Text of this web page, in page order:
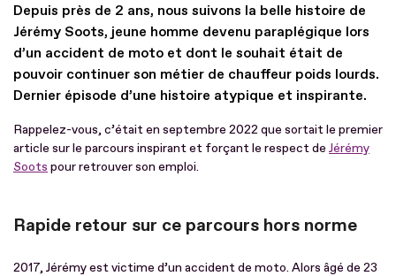
Depuis près de 2 ans, nous suivons la belle histoire de
Jérémy Soots, jeune homme devenu paraplégique lors
d’un accident de moto et dont le souhait était de
pouvoir continuer son métier de chauffeur poids lourds.
Dernier épisode d’une histoire atypique et inspirante.
Rappelez-vous, c’était en septembre 2022 que sortait le premier
article sur le parcours inspirant et forçant le respect de Jérémy
Soots pour retrouver son emploi.
Rapide retour sur ce parcours hors norme
2017, Jérémy est victime d’un accident de moto. Alors âgé de 23